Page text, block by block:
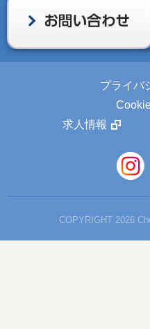
プライバ
求人情報
COPYRIGHT 2026